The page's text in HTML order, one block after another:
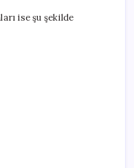
ise şu şekilde